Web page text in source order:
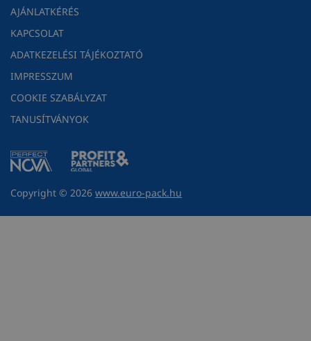
AJÁNLATKÉRÉS
KAPCSOLAT
ADATKEZELÉSI TÁJÉKOZTATÓ
IMPRESSZUM
COOKIE SZABÁLYZAT
TANUSÍTVÁNYOK
Copyright © 2026 www.euro-pack.hu